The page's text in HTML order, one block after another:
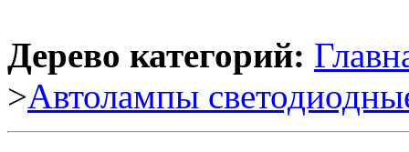
Дерево категорий:
>Автолампы